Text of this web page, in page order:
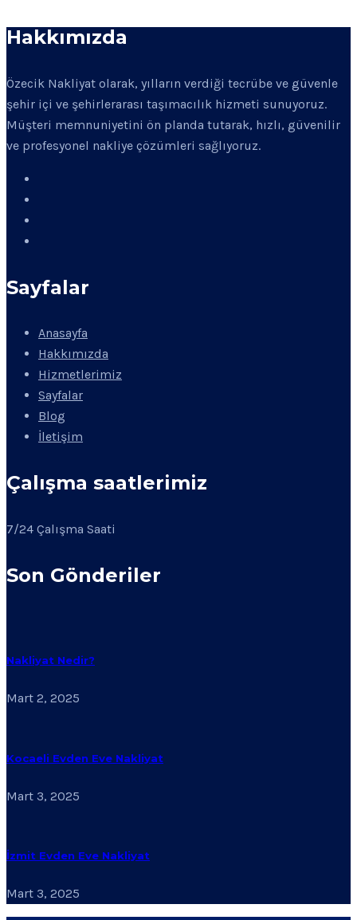
Hakkımızda
Özecik Nakliyat olarak, yılların verdiği tecrübe ve güvenle
şehir içi ve şehirlerarası taşımacılık hizmeti sunuyoruz.
Müşteri memnuniyetini ön planda tutarak, hızlı, güvenilir
ve profesyonel nakliye çözümleri sağlıyoruz.
Sayfalar
Anasayfa
Hakkımızda
Hizmetlerimiz
Sayfalar
Blog
İletişim
Çalışma saatlerimiz
7/24 Çalışma Saati
Son Gönderiler
Nakliyat Nedir?
Mart 2, 2025
Kocaeli Evden Eve Nakliyat
Mart 3, 2025
İzmit Evden Eve Nakliyat
Mart 3, 2025